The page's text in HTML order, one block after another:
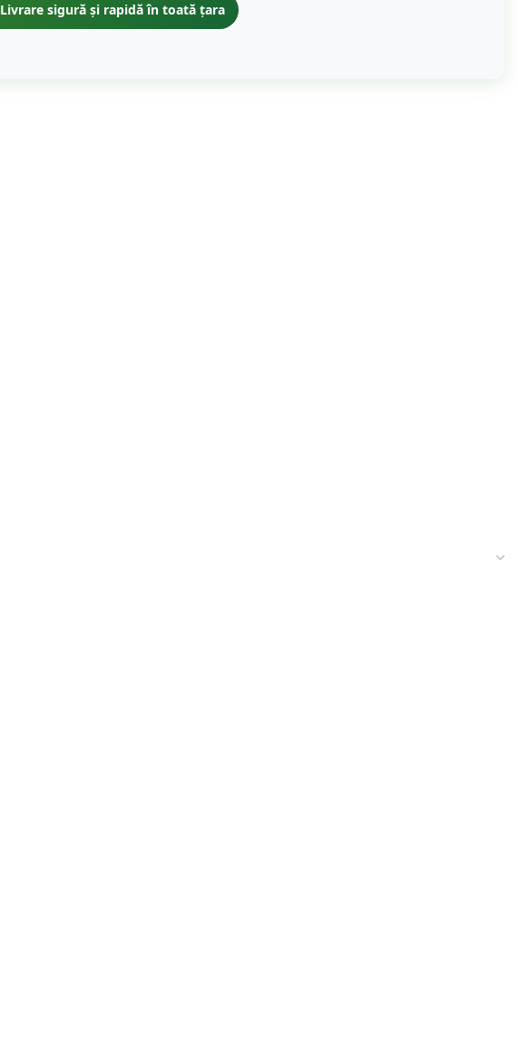
Livrare sigură și rapidă în toată țara